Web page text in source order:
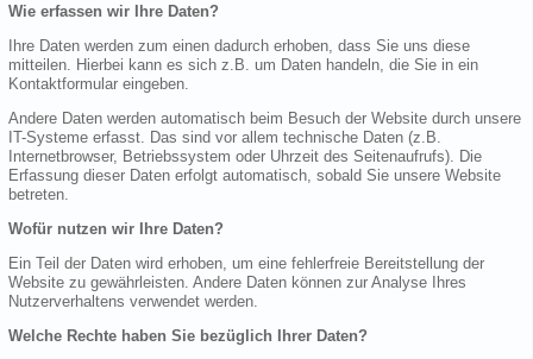
Wie erfassen wir Ihre Daten?
Ihre Daten werden zum einen dadurch erhoben, dass Sie uns diese
mitteilen. Hierbei kann es sich z.B. um Daten handeln, die Sie in ein
Kontaktformular eingeben.
Andere Daten werden automatisch beim Besuch der Website durch unsere
IT-Systeme erfasst. Das sind vor allem technische Daten (z.B.
Internetbrowser, Betriebssystem oder Uhrzeit des Seitenaufrufs). Die
Erfassung dieser Daten erfolgt automatisch, sobald Sie unsere Website
betreten.
Wofür nutzen wir Ihre Daten?
Ein Teil der Daten wird erhoben, um eine fehlerfreie Bereitstellung der
Website zu gewährleisten. Andere Daten können zur Analyse Ihres
Nutzerverhaltens verwendet werden.
Welche Rechte haben Sie bezüglich Ihrer Daten?